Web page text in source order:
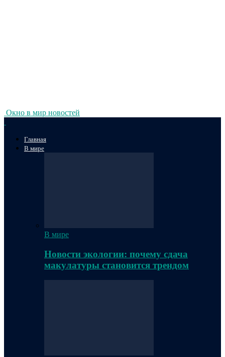
Окно в мир новостей
Главная
В мире
В мире
Новости экологии: почему сдача
макулатуры становится трендом